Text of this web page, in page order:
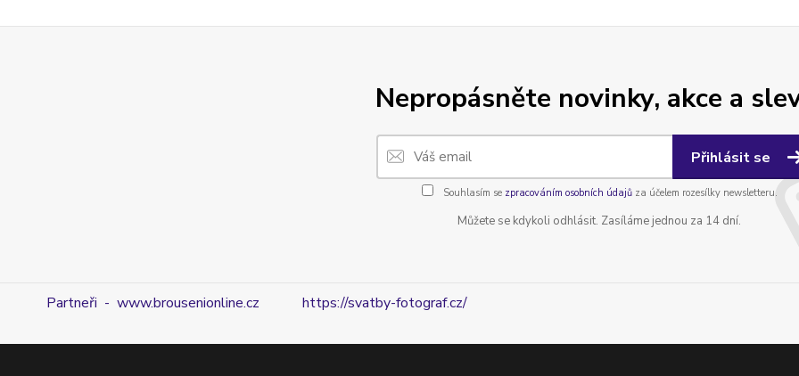
Nepropásněte novinky, akce a
Přihlásit se
Souhlasím se zpracováním osobních údajůza účelem rozesílky newsletteru.
Můžete se kdykoli odhlásit. Zasíláme jednou za 14 dní.
Partneři - www.brousenionline.cz https://svatby-fotograf.cz/